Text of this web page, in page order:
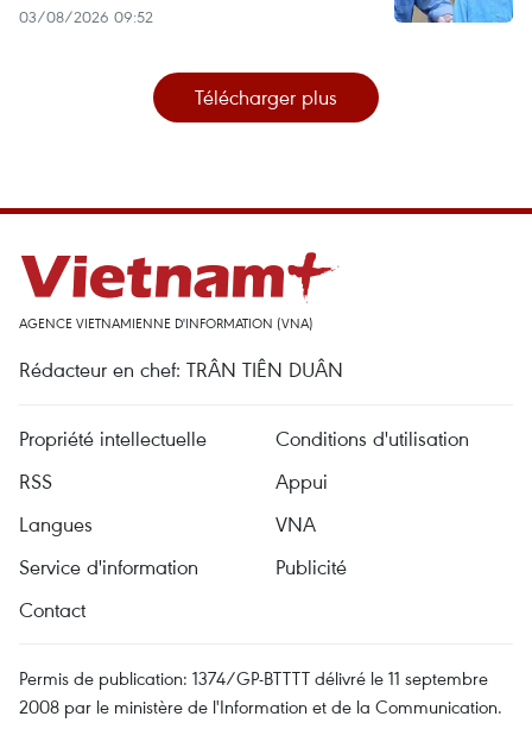
03/08/2026 09:52
Télécharger plus
AGENCE VIETNAMIENNE D'INFORMATION (VNA)
Rédacteur en chef: TRÂN TIÊN DUÂN
Propriété intellectuelle
Conditions d'utilisation
RSS
Appui
Langues
VNA
Service d'information
Publicité
Contact
Permis de publication: 1374/GP-BTTTT délivré le 11 septembre
2008 par le ministère de l'Information et de la Communication.